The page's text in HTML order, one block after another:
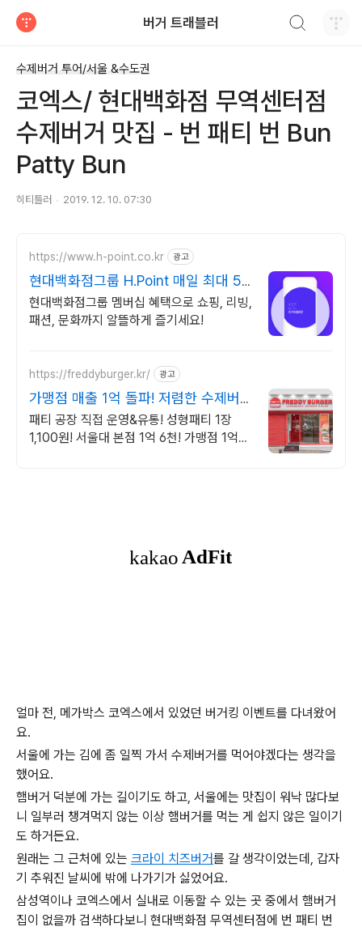
버거 트래블러
수제버거 투어/서울 &수도권
코엑스/ 현대백화점 무역센터점
수제버거 맛집 - 번 패티 번 Bun
Patty Bun
히티틀러 2019. 12. 10. 07:30
https://www.h-point.co.kr 광고
현대백화점그룹 H.Point 매일 최대 5
천 포인트 적립
현대백화점그룹 멤버십 혜택으로 쇼핑, 리빙,
패션, 문화까지 알뜰하게 즐기세요!
https://freddyburger.kr/ 광고
가맹점 매출 1억 돌파! 저렴한 수제버
거 창업 프레디
패티 공장 직접 운영&유통! 성형패티 1장
1,100원! 서울대 본점 1억 6천! 가맹점 1억
얼마 전, 메가박스 코엑스에서 있었던 버거킹 이벤트를 다녀왔어
요.
서울에 가는 김에 좀 일찍 가서 수제버거를 먹어야겠다는 생각을
했어요.
햄버거 덕분에 가는 길이기도 하고, 서울에는 맛집이 워낙 많다보
니 일부러 챙겨먹지 않는 이상 햄버거를 먹는 게 쉽지 않은 일이기
도 하거든요.
원래는 그 근처에 있는 크라이 치즈버거를 갈 생각이었는데, 갑자
기 추워진 날씨에 밖에 나가기가 싫었어요.
삼성역이나 코엑스에서 실내로 이동할 수 있는 곳 중에서 햄버거
집이 없을까 검색하다보니 현대백화점 무역센터점에 번 패티 번